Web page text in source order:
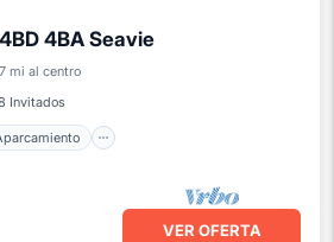
4BA Seavie
mi al centro
Invitados
Aparcamiento
Balcón/Terraza
VER OFERTA